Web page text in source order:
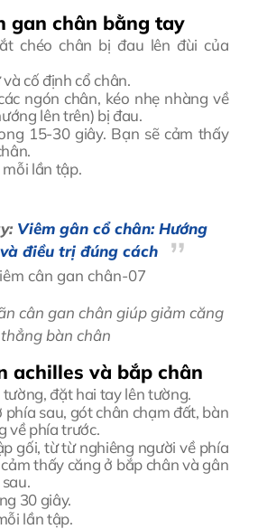
gan chân bằng tay
chéo chân bị đau lên đùi của
cố định cổ chân.
ngón chân, kéo nhẹ nhàng về
lên trên) bị đau.
15-30 giây. Bạn sẽ cảm thấy
lần tập.
Viêm gân cổ chân: Hướng
điều trị đúng cách
cân gan chân giúp giảm căng
thẳng bàn chân
achilles và bắp chân
đặt hai tay lên tường.
phía sau, gót chân chạm đất, bàn
về phía trước.
gối, từ từ nghiêng người về phía
thấy căng ở bắp chân và gân
30 giây.
lần tập.